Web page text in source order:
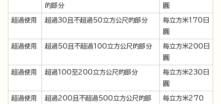
的部分
圓
超過使用 超過30且不超過50立方公尺的部分
每立方米170日
圓
超過使用 超過50且不超過100立方公尺的部分
每立方米200日
圓
超過使用 超過100至200立方公尺的部分
每立方米230日
圓
超過使用
超過200且不超過500立方公尺的部
每立方米270